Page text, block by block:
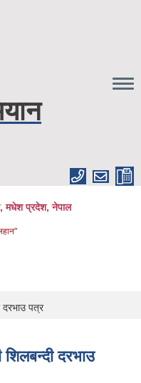
मधेश प्रदेश, नेपाल
दरभाउ पत्र
शिलबन्दी दरभाउ